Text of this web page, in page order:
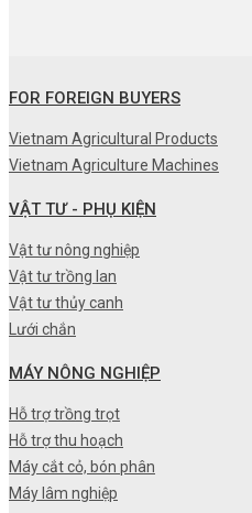
FOR FOREIGN BUYERS
Vietnam Agricultural Products
Vietnam Agriculture Machines
VẬT TƯ - PHỤ KIỆN
Vật tư nông nghiệp
Vật tư trồng lan
Vật tư thủy canh
Lưới chắn
MÁY NÔNG NGHIỆP
Hỗ trợ trồng trọt
Hỗ trợ thu hoạch
Máy cắt cỏ, bón phân
Máy lâm nghiệp